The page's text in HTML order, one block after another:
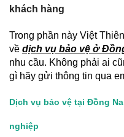
khách hàng
Trong phần này Việt
về dịch vụ bảo vệ ở
nhu cầu. Không phải ai
gì hãy gửi thông tin qua
Dịch vụ bảo vệ tại Đồng
nghiệp